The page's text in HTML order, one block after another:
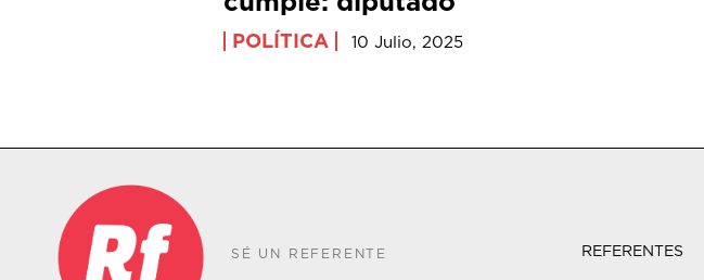
POLÍTICA 10 Julio, 2025
SÉ UN REFERENTE REFERENTES